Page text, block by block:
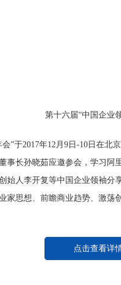
第十六届“中国企业
”于2017年12月9日-10日在
事长孙晓茹应邀参会，学习阿
始人李开复等中国企业领袖
家思想、前瞻商业趋势、激
点击查看详